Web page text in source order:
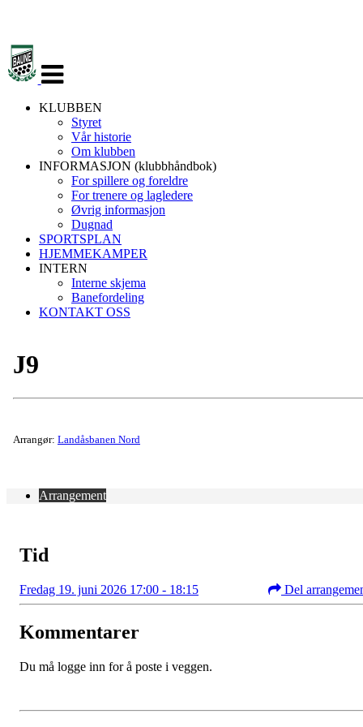
navigasjon
KLUBBEN
Styret
Vår historie
Om klubben
INFORMASJON (klubbhåndbok)
For spillere og foreldre
For trenere og lagledere
Øvrig informasjon
Dugnad
SPORTSPLAN
HJEMMEKAMPER
INTERN
Interne skjema
Banefordeling
KONTAKT OSS
J9
Arrangør: Landåsbanen Nord
Arrangement
Tid
Fredag 19. juni 2026 17:00 - 18:15 Del
Kommentarer
Du må logge inn for å poste i veggen.